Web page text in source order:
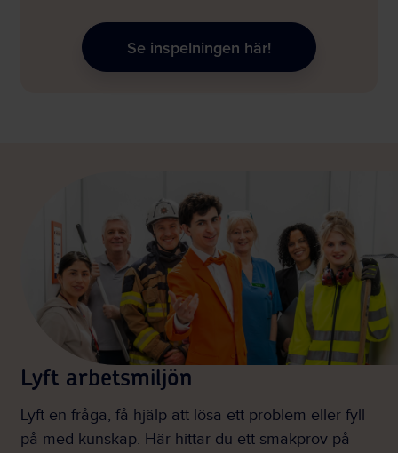
Se inspelningen här!
Lyft arbetsmiljön
Lyft en fråga, få hjälp att lösa ett problem eller fyll
på med kunskap. Här hittar du ett smakprov på